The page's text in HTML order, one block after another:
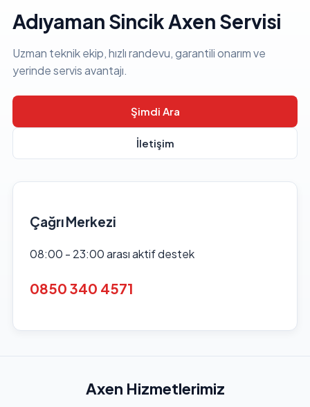
Adıyaman Sincik Axen Servisi
Uzman teknik ekip, hızlı randevu, garantili onarım ve
yerinde servis avantajı.
Şimdi Ara
İletişim
Çağrı Merkezi
08:00 - 23:00 arası aktif destek
0850 340 4571
Axen Hizmetlerimiz